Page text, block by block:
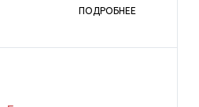
ПОДРОБНЕЕ